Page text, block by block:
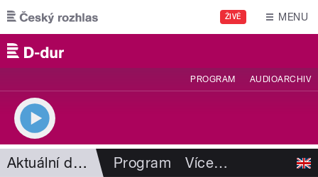
Přejít k hlavnímu obsahu
ŽIVĚ MENU
PROGRAM AUDIOARCHIV
Aktuální dění Program Více…